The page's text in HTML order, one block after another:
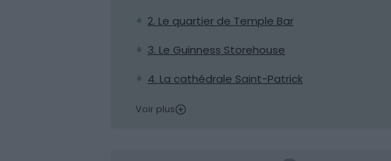
2. Le quartier de Temple Bar
3. Le Guinness Storehouse
4. La cathédrale Saint-Patrick
Voir plus